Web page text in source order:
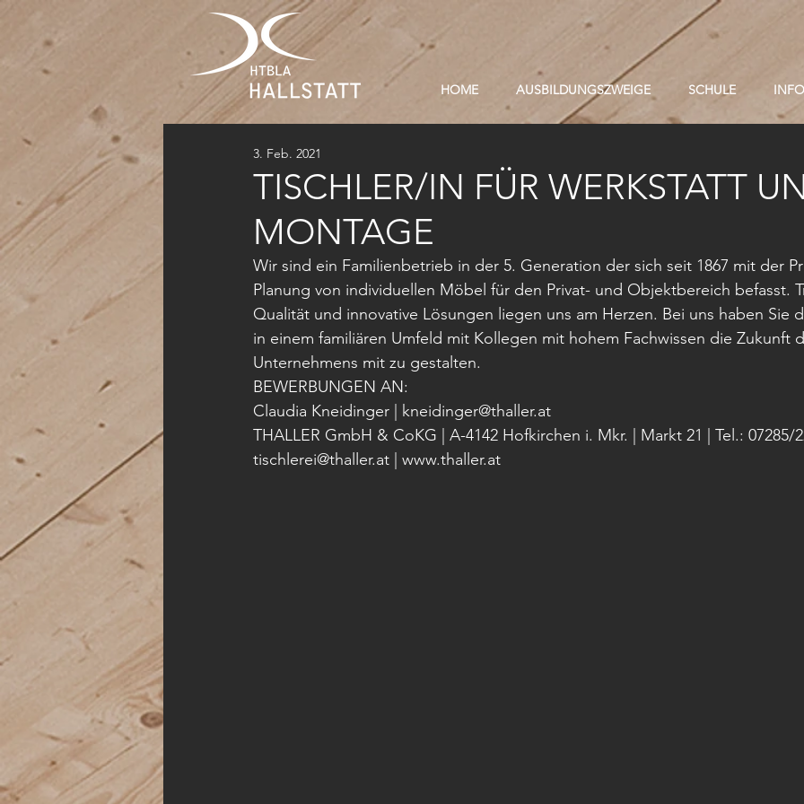
HOME AUSBILDUNGSZWEIGE SCHULE
TISCHLER/IN FÜR WERKSTATT
MONTAGE
3. Feb. 2021
Wir sind ein Familienbetrieb in der 5. Generation der sich seit 1867 mit der
Planung von individuellen Möbel für den Privat- und Objektbereich befasst.
Qualität und innovative Lösungen liegen uns am Herzen. Bei uns haben Sie
in einem familiären Umfeld mit Kollegen mit hohem Fachwissen die Zukunft
Unternehmens mit zu gestalten.
BEWERBUNGEN AN:
Claudia Kneidinger | kneidinger@thaller.at
THALLER GmbH & CoKG | A-4142 Hofkirchen i. Mkr. | Markt 21 | Tel.: 07285/
tischlerei@thaller.at | www.thaller.at